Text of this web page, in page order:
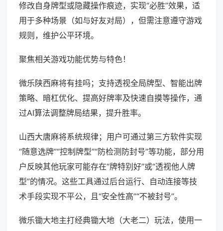
修改自身牌型或隐藏操作痕迹，实现“必胜”效果，适
用于多种场景（如与好友对局），但需注意遵守游戏
规则，维护公平环境。
聚焦相关游戏功能优势与特色！
微乐陕西麻将有挂吗；支持透视全局牌型、智能出牌
策略、暗杠优化、提高好牌率及快速自摸等操作，通
过AI算法调整牌局结果，提升胜率。
山西大唐麻将系统规律；用户可通过第三方软件实现
“随意选牌”“控制牌型”“防检测防封号”等功能，部分用
户反映其他玩家可能存在“牌特别好”或“透视他人牌
型”的情况。这些工具通过后台运行、自动连接等技
术手段实现不平公，且“安全性高”“不被封号”。
微乐锄大地主打经典锄大地（大老二）玩法，使用一